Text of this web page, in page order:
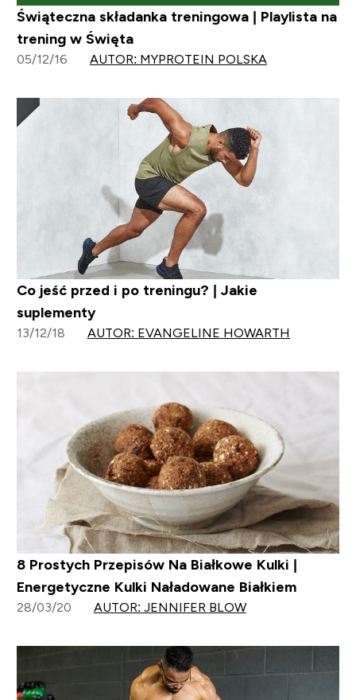
Świąteczna składanka treningowa | Playlista na
trening w Święta
05/12/16 AUTOR: MYPROTEIN POLSKA
Co jeść przed i po treningu? | Jakie
suplementy
13/12/18 AUTOR: EVANGELINE HOWARTH
8 Prostych Przepisów Na Białkowe Kulki |
Energetyczne Kulki Naładowane Białkiem
28/03/20 AUTOR: JENNIFER BLOW